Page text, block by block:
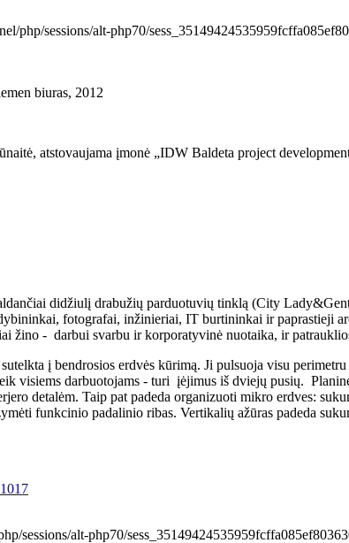
php/sessions/alt-php70/
biuras, 2012
atstovaujama įmonė „IDW Baldeta project
didžiulį drabužių parduotuvių tinklą (City
fotografai, inžinieriai, IT burtininkai ir paprastieji
žino - darbui svarbu ir korporatyvinė nuotaika, ir
į bendrosios erdvės kūrimą. Ji pulsuoja visu
visiems darbuotojams - turi įėjimus iš dviejų pusių.
detalėm. Taip pat padeda organizuoti mikro erdves:
funkcinio padalinio ribas. Vertikalių ažūras padeda
sessions/alt-php70/